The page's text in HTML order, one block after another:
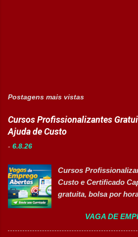
Postagens mais vistas
Cursos Profissionalizantes
Ajuda de Custo
- 6.8.26
Cursos
Custo e Certificado
gratuita, bolsa por
MINHA VAGA Sobre
Qualificação Estão
VAGA DE